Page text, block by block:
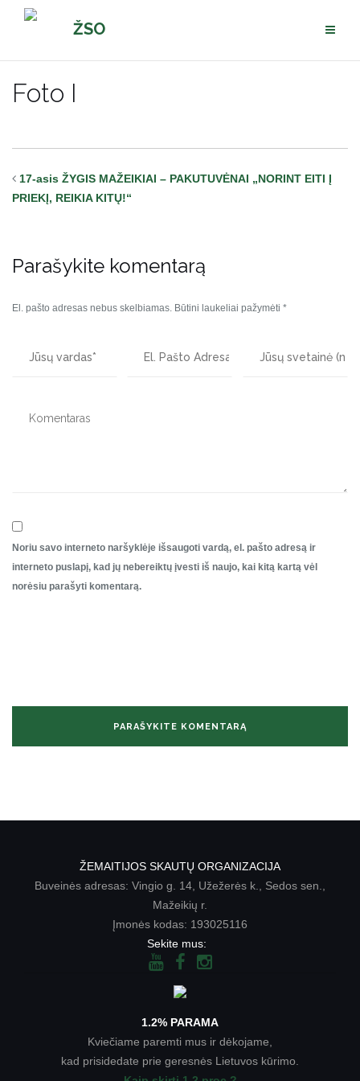
Pereiti
ŽSO
Foto I
17-asis ŽYGIS MAŽEIKIAI – PAKUTUVĖNAI „NORINT EITI Į
PRIEKĮ, REIKIA KITŲ!“
Parašykite komentarą
El. pašto adresas nebus skelbiamas. Būtini laukeliai pažymėti *
Noriu savo interneto naršyklėje išsaugoti vardą, el. pašto adresą ir
interneto puslapį, kad jų nebereiktų įvesti iš naujo, kai kitą kartą vėl
norėsiu parašyti komentarą.
ŽEMAITIJOS SKAUTŲ ORGANIZACIJA
Buveinės adresas: Vingio g. 14, Užežerės k., Sedos sen.,
Mažeikių r.
Įmonės kodas: 193025116
Sekite mus:
1.2% PARAMA
Kviečiame paremti mus ir dėkojame,
kad prisidedate prie geresnės Lietuvos kūrimo.